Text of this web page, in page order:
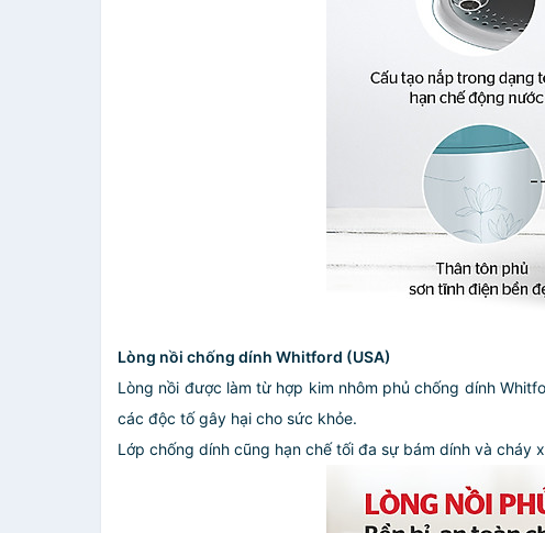
Lòng nồi chống dính Whitford (USA)
Lòng nồi được làm từ hợp kim nhôm phủ chống dính
các độc tố gây hại cho sức khỏe.
Lớp chống dính cũng hạn chế tối đa sự bám dính và cháy